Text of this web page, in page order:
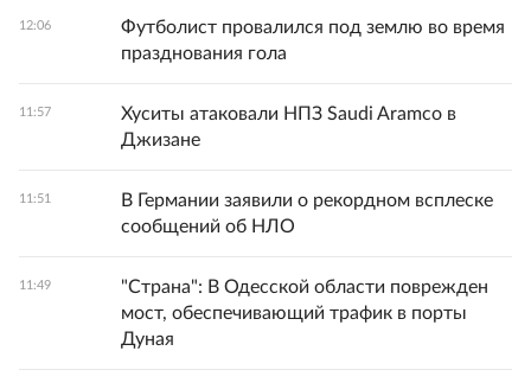
12:06
Футболист провалился под землю во время
празднования гола
11:57
Хуситы атаковали НПЗ Saudi Aramco в
Джизане
11:51
В Германии заявили о рекордном всплеске
сообщений об НЛО
11:49
"Страна": В Одесской области поврежден
мост, обеспечивающий трафик в порты
Дуная